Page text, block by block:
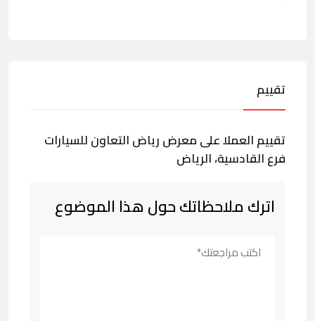
تقييم
تقييم العملا على معرض رياض التعاون للسيارات
فرع القادسية، الرياض
اترك ملاحظاتك حول هذا الموضوع